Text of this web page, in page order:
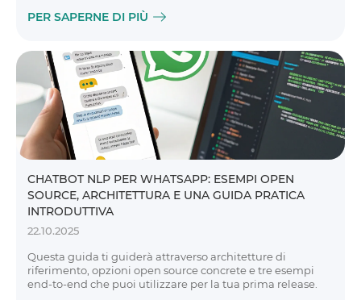
PER SAPERNE DI PIÙ
CHATBOT NLP PER WHATSAPP: ESEMPI OPEN
SOURCE, ARCHITETTURA E UNA GUIDA PRATICA
INTRODUTTIVA
22.10.2025
Questa guida ti guiderà attraverso architetture di
riferimento, opzioni open source concrete e tre esempi
end-to-end che puoi utilizzare per la tua prima release.